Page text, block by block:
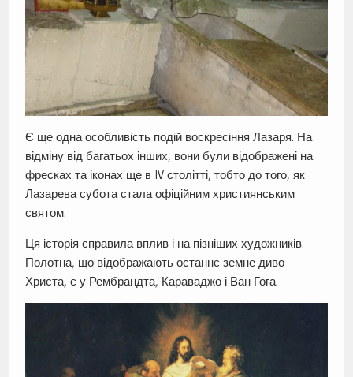
Є ще одна особливість подій воскресіння Лазаря. На
відміну від багатьох інших, вони були відображені на
фресках та іконах ще в IV столітті, тобто до того, як
Лазарева субота стала офіційним християнським
святом.
Ця історія справила вплив і на пізніших художників.
Полотна, що відображають останнє земне диво
Христа, є у Рембрандта, Караваджо і Ван Гога.